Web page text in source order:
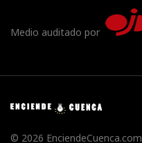
Medio auditado por
© 2026 EnciendeCuenca.com